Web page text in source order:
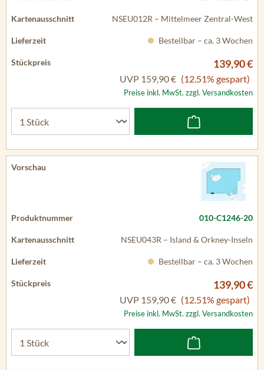
NSEU012R – Mittelmeer Zentral-West
Bestellbar – ca. 3 Wochen
139,90 €
UVP 159,90 € (12.51% gespart)
Preise inkl. MwSt. zzgl. Versandkosten
010-C1246-20
NSEU043R – Island & Orkney-Inseln
Bestellbar – ca. 3 Wochen
139,90 €
UVP 159,90 € (12.51% gespart)
Preise inkl. MwSt. zzgl. Versandkosten